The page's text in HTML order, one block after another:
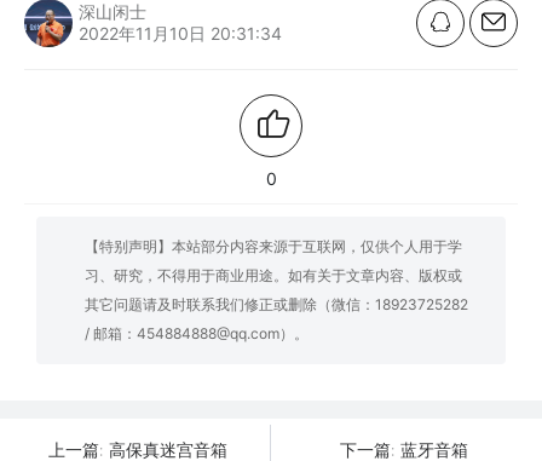
深山闲士
2022年11月10日 20:31:34
0
【特别声明】本站部分内容来源于互联网，仅供个人用于学
习、研究，不得用于商业用途。如有关于文章内容、版权或
其它问题请及时联系我们修正或删除（微信：18923725282
/ 邮箱：454884888@qq.com）。
上一篇: 高保真迷宫音箱 下一篇: 蓝牙音箱